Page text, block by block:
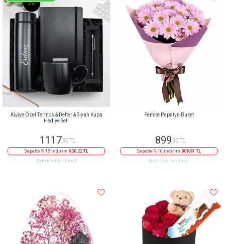
Kişiye Özel Termos & Defter & Siyah Kupa
Hediye Seti
1117,90 TL
Sepette % 15 indirim 950,22 TL
Aynı Gün Teslimat
Pembe Papatya Buket
899,90 TL
Sepette % 10 indirim 809,91 TL
Aynı Gün Teslimat